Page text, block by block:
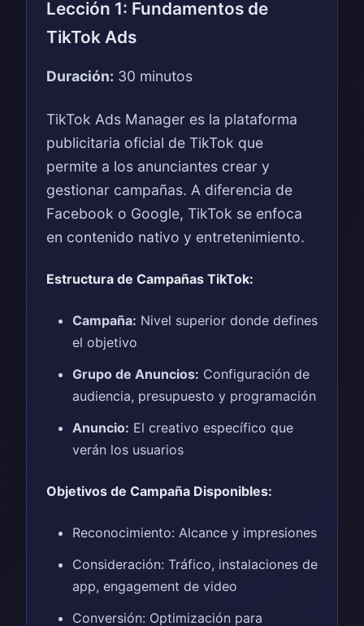
Lección 1: Fundamentos de
TikTok Ads
Duración: 30 minutos
TikTok Ads Manager es la plataforma
publicitaria oficial de TikTok que
permite a los anunciantes crear y
gestionar campañas. A diferencia de
Facebook o Google, TikTok se enfoca
en contenido nativo y entretenimiento.
Estructura de Campañas TikTok:
Campaña: Nivel superior donde defines
el objetivo
Grupo de Anuncios: Configuración de
audiencia, presupuesto y programación
Anuncio: El creativo específico que
verán los usuarios
Objetivos de Campaña Disponibles:
Reconocimiento: Alcance y impresiones
Consideración: Tráfico, instalaciones de
app, engagement de video
Conversión: Optimización para